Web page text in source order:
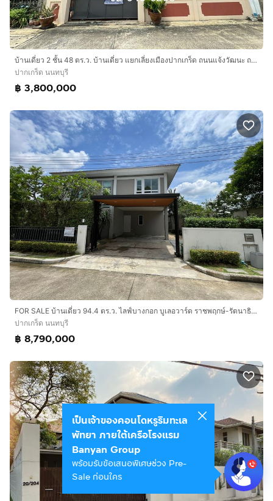
บ้านเดี่ยว 2 ชั้น 48 ตร.ว. บ้านเดี่ยว แยกเลี่ยงเมืองปากเกร็ด ถนนแจ้งวัฒนะ ถนนเลี่ยงเมืองนนท์ปากเกร็ด ซอย1 ปากเกร็ด นนทบุรี
ปากเกร็ด นนทบุรี
฿ 3,800,000
FOR SALE บ้านเดี่ยว 94.4 ตร.ว. ไลฟ์บางกอก บูเลอวาร์ด ราชพฤกษ์-รัตนาธิเบศร์
ปากเกร็ด นนทบุรี
฿ 8,790,000
เป็นเจ้าของคอนโดหรูริมทะเล
พัทยา ภายใต้เครือโรงแรม
Banyan Group
พร้อมรับข้อเสนอพิเศษช่วง Pre-
Sale ก่อนใคร